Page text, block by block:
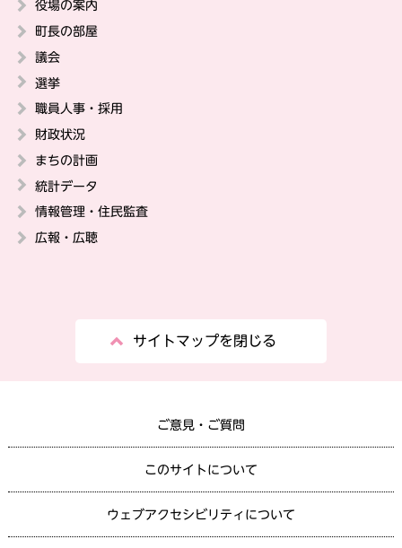
役場の案内
町長の部屋
議会
選挙
職員人事・採用
財政状況
まちの計画
統計データ
情報管理・住民監査
広報・広聴
サイトマップを閉じる
ご意見・ご質問
このサイトについて
ウェブアクセシビリティについて